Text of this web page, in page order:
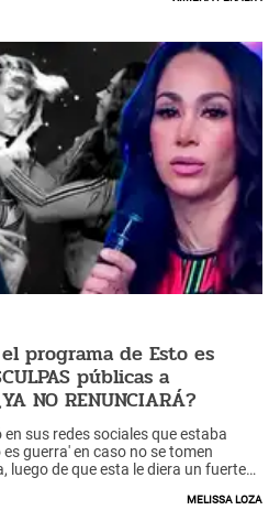
el programa de Esto es
públicas a
NO RENUNCIARÁ?
sus redes sociales que estaba
guerra' en caso no se tomen
luego de que esta le diera un fuerte
a su compañera. Incluso, le aseguró
Melissa Loza